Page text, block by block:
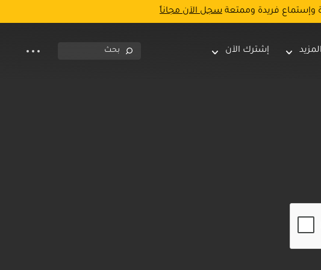
وإستماع فريدة وممتعة سجل الآن مجاناً
المزيد إشترك الآن